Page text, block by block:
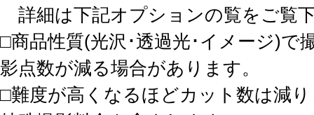
詳細は下記オプションの覧をご覧
□商品性質(光沢･透過光･イメージ)で
影点数が減る場合があります。
□難度が高くなるほどカット数は減